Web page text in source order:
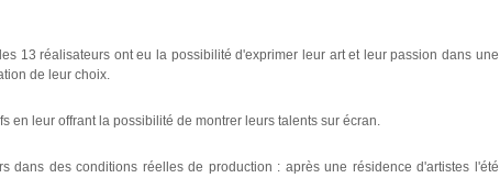
13 réalisateurs ont eu la possibilité d'exprimer leur art et leur passion dans une
de leur choix.
en leur offrant la possibilité de montrer leurs talents sur écran.
dans des conditions réelles de production : après une résidence d'artistes l'été